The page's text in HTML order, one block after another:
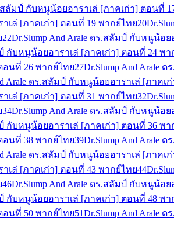
.สลัมป์ กับหนูน้อยอาราเล่ [ภาคเก่า] ตอนที่
เล่ [ภาคเก่า] ตอนที่ 19 พากย์ไทย20
22Dr.Slump And Arale ดร.สลัมป์ กับหนูน้อย
ป์ กับหนูน้อยอาราเล่ [ภาคเก่า] ตอนที่ 24 พา
อนที่ 26 พากย์ไทย27Dr.Slump And Arale
Arale ดร.สลัมป์ กับหนูน้อยอาราเล่ [ภาคเ
เล่ [ภาคเก่า] ตอนที่ 31 พากย์ไทย32
34Dr.Slump And Arale ดร.สลัมป์ กับหนูน้อย
ป์ กับหนูน้อยอาราเล่ [ภาคเก่า] ตอนที่ 36 พา
อนที่ 38 พากย์ไทย39Dr.Slump And Arale
Arale ดร.สลัมป์ กับหนูน้อยอาราเล่ [ภาคเ
เล่ [ภาคเก่า] ตอนที่ 43 พากย์ไทย44
46Dr.Slump And Arale ดร.สลัมป์ กับหนูน้อย
ป์ กับหนูน้อยอาราเล่ [ภาคเก่า] ตอนที่ 48 พา
อนที่ 50 พากย์ไทย51Dr.Slump And Arale